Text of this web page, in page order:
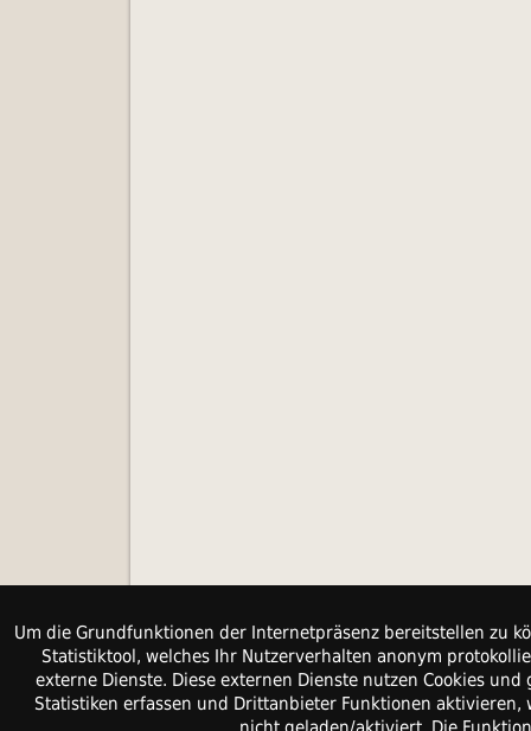
Um die Grundfunktionen der Internetpräsenz bereitstellen zu
Statistiktool, welches Ihr Nutzerverhalten anonym
externe Dienste. Diese externen Dienste nutzen Cookies
Statistiken erfassen und Drittanbieter Funktionen
nicht geladen/aktiviert. Die